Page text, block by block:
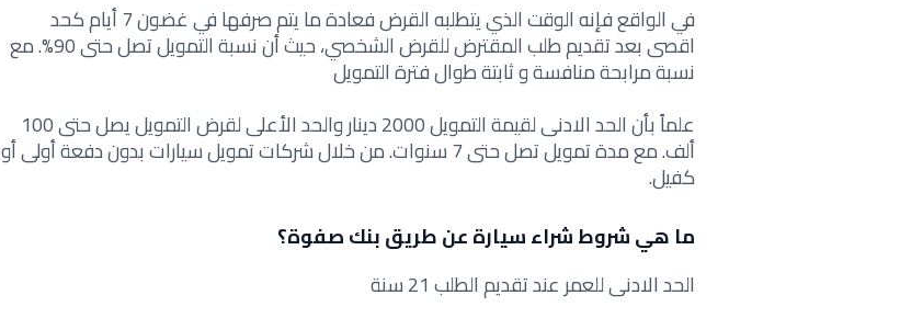
في الواقع فإنه الوقت الذي يتطلبه القرض فعادة ما يتم صرفها في غضون 7 أيام كحد
اقصى بعد تقديم طلب المقترض للقرض الشخصي، حيث أن نسبة التمويل تصل حتى 90%. مع
نسبة مرابحة منافسة و ثابتة طوال فترة التمويل
علماً بأن الحد الادنى لقيمة التمويل 2000 دينار والحد الأعلى لقرض التمويل يصل حتى 100
ألف. مع مدة تمويل تصل حتى 7 سنوات. من خلال شركات تمويل سيارات بدون دفعة أولى أو
كفيل.
ما هي شروط شراء سيارة عن طريق بنك صفوة؟
الحد الادنى للعمر عند تقديم الطلب 21 سنة